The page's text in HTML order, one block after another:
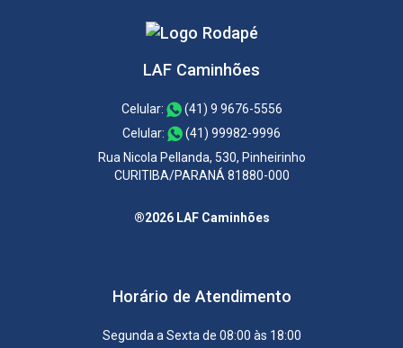
LAF Caminhões
Celular:
(41) 9 9676-5556
Celular:
(41) 99982-9996
Rua Nicola Pellanda, 530, Pinheirinho
CURITIBA/PARANÁ 81880-000
®2026 LAF Caminhões
Horário de Atendimento
Segunda a Sexta de 08:00 às 18:00